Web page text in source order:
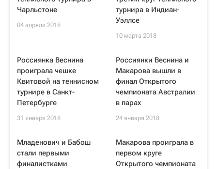
Чарльстоне
04 апреля 2018
турнира в Индиан-
Уэллсе
10 марта 2018
Россиянка Веснина
проиграла чешке
Квитовой на теннисном
турнире в Санкт-
Петербурге
31 января 2018
Россиянки Веснина и
Макарова вышли в
финал Открытого
чемпионата Австралии
в парах
24 января 2018
Младенович и Бабош
стали первыми
финалистками
Макарова проиграла в
первом круге
Открытого чемпионата